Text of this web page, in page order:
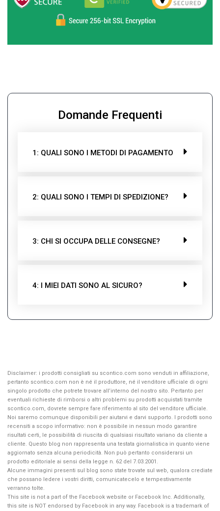
Domande Frequenti
1: QUALI SONO I METODI DI PAGAMENTO
2: QUALI SONO I TEMPI DI SPEDIZIONE?
3: CHI SI OCCUPA DELLE CONSEGNE?
4: I MIEI DATI SONO AL SICURO?
Disclaimer: i prodotti consigliati su scontico.com sono venduti in affiliazione,
pertanto scontico.com non è né il produttore, né il venditore ufficiale di ogni
singolo prodotto che potrete trovare all’interno del nostro sito. Pertanto per
eventuali richieste di rimborsi o altri problemi su prodotti acquistati tramite
scontico.com, dovrete sempre fare riferimento al sito del venditore ufficiale.
Noi saremo comunque disponibili per aiutarvi e darvi supporto. I prodotti sono
recensiti a scopo informativo: non è possibile in nessun modo garantire
risultati certi, le possibilità di riuscita di qualsiasi risultato variano da cliente a
cliente. Questo blog non rappresenta una testata giornalistica in quanto viene
aggiornato senza alcuna periodicità. Non può pertanto considerarsi un
prodotto editoriale ai sensi della legge n. 62 del 7.03.2001.
Alcune immagini presenti sul blog sono state trovate sul web, qualora crediate
che possano ledere i vostri diritti, comunicatecelo e tempestivamente
verranno tolte.
This site is not a part of the Facebook website or Facebook Inc. Additionally,
this site is NOT endorsed by Facebook in any way. Facebook is a trademark of